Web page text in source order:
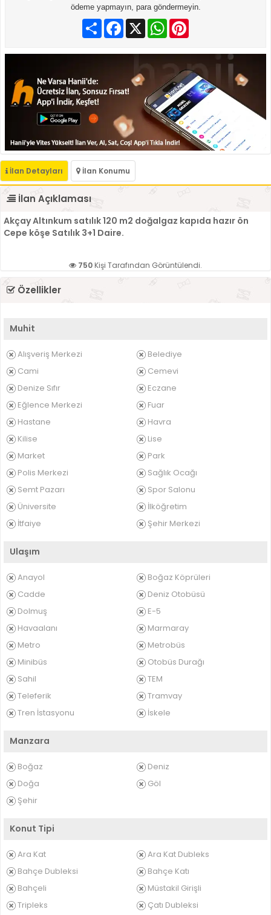
ödeme yapmayın, para göndermeyin.
PaylaşFacebook
X WhatsApp
İlan Detayları İlan Konumu
İlan Açıklaması
Akçay Altınkum satılık 120 m2 doğalgaz kapıda hazır ön
Cepe köşe Satılık 3+1 Daire.
750 Kişi Tarafından Görüntülendi.
Özellikler
Muhit
Alışveriş Merkezi
Belediye
Cami
Cemevi
Denize Sıfır
Eczane
Eğlence Merkezi
Fuar
Hastane
Havra
Kilise
Lise
Market
Park
Polis Merkezi
Sağlık Ocağı
Semt Pazarı
Spor Salonu
Üniversite
İlköğretim
İtfaiye
Şehir Merkezi
Ulaşım
Anayol
Boğaz Köprüleri
Cadde
Deniz Otobüsü
Dolmuş
E-5
Havaalanı
Marmaray
Metro
Metrobüs
Minibüs
Otobüs Durağı
Sahil
TEM
Teleferik
Tramvay
Tren İstasyonu
İskele
Manzara
Boğaz
Deniz
Doğa
Göl
Şehir
Konut Tipi
Ara Kat
Ara Kat Dubleks
Bahçe Dubleksi
Bahçe Katı
Bahçeli
Müstakil Girişli
Tripleks
Çatı Dubleksi